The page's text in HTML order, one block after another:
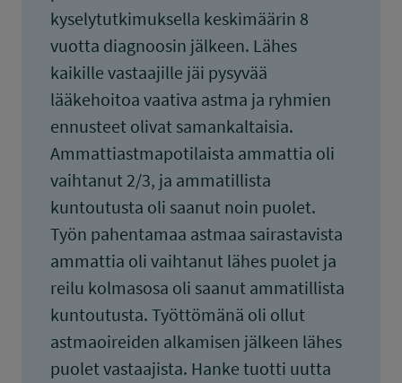
kyselytutkimuksella keskimäärin 8
vuotta diagnoosin jälkeen. Lähes
kaikille vastaajille jäi pysyvää
lääkehoitoa vaativa astma ja ryhmien
ennusteet olivat samankaltaisia.
Ammattiastmapotilaista ammattia oli
vaihtanut 2/3, ja ammatillista
kuntoutusta oli saanut noin puolet.
Työn pahentamaa astmaa sairastavista
ammattia oli vaihtanut lähes puolet ja
reilu kolmasosa oli saanut ammatillista
kuntoutusta. Työttömänä oli ollut
astmaoireiden alkamisen jälkeen lähes
puolet vastaajista. Hanke tuotti uutta